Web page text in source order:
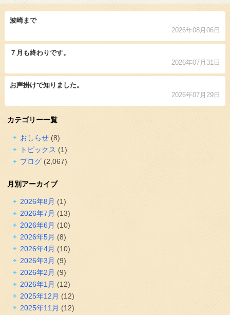
波崎まで
2026年08月06日
７月も終わりです。
2026年07月31日
お声掛けで知りました。
2026年07月29日
カテゴリー一覧
おしらせ(8)
トピックス (1)
ブログ(2,067)
月別アーカイブ
2026年8月 (1)
2026年7月 (13)
2026年6月 (10)
2026年5月 (8)
2026年4月 (10)
2026年3月 (9)
2026年2月 (9)
2026年1月 (12)
2025年12月 (12)
2025年11月 (12)